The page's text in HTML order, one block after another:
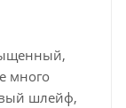
много
шлейф,